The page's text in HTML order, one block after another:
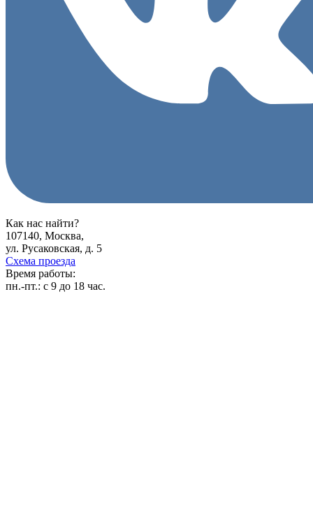
Как нас найти?
107140, Москва,
ул. Русаковская, д. 5
Схема проезда
Время работы:
пн.-пт.: с 9 до 18 час.